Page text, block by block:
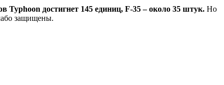
Typhoon достигнет 145 единиц, F-35 – около 35 штук. Но
защищены.